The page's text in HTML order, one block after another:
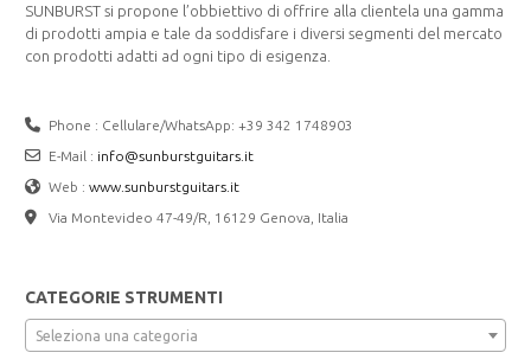
SUNBURST si propone l’obbiettivo di offrire alla clientela una gamma
di prodotti ampia e tale da soddisfare i diversi segmenti del mercato
con prodotti adatti ad ogni tipo di esigenza.
Phone : Cellulare/WhatsApp: +39 342 1748903
E-Mail : info@sunburstguitars.it
Web :www.sunburstguitars.it
Via Montevideo 47-49/R, 16129 Genova, Italia
CATEGORIE STRUMENTI
Seleziona una categoria